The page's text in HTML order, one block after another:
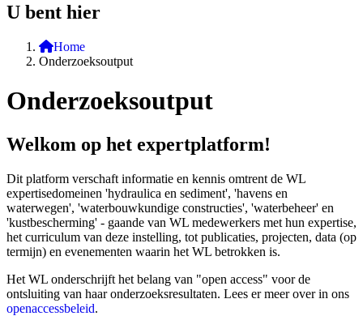
U bent hier
Home
Onderzoeksoutput
Onderzoeksoutput
Welkom op het expertplatform!
Dit platform verschaft informatie en kennis omtrent de WL
expertisedomeinen 'hydraulica en sediment', 'havens en
waterwegen', 'waterbouwkundige constructies', 'waterbeheer' en
'kustbescherming' - gaande van WL medewerkers met hun expertise,
het curriculum van deze instelling, tot publicaties, projecten, data (op
termijn) en evenementen waarin het WL betrokken is.
Het WL onderschrijft het belang van "open access" voor de
ontsluiting van haar onderzoeksresultaten. Lees er meer over in ons
openaccessbeleid.